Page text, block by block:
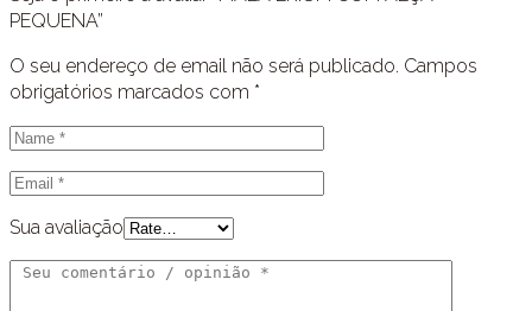
PEQUENA”
O seu endereço de email não será publicado. Campos
obrigatórios marcados com *
Sua avaliação